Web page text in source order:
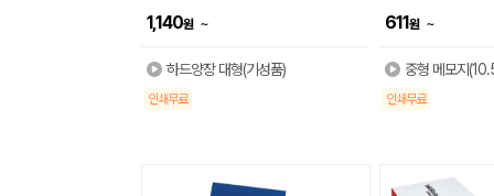
1,140원 ~
하드양장 대형(기성품)
인쇄무료
611원 ~
중형 메모지
인쇄무료